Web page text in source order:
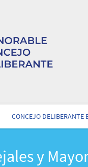
CONCEJO DELIBERANTE
y